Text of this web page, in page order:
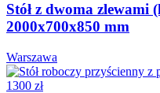
Stół z dwoma zlewami
2000x700x850 mm
Warszawa
1300 zł